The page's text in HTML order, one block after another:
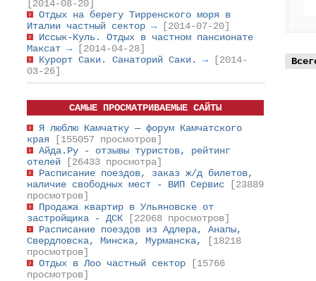
[2014-08-20]
Отдых на берегу Тирренского моря в
Италии частный сектор →
[2014-07-20]
Иссык-Куль. Отдых в частном пансионате
Максат →
[2014-04-28]
Курорт Саки. Санаторий Саки. →
[2014-
03-26]
САМЫЕ ПРОСМАТРИВАЕМЫЕ САЙТЫ
Я люблю Камчатку — форум Камчатского
края
[155057 просмотров]
Айда.Ру - отзывы туристов, рейтинг
отелей
[26433 просмотра]
Расписание поездов, заказ ж/д билетов,
наличие свободных мест - ВИП Сервис
[23889
просмотров]
Продажа квартир в Ульяновске от
застройщика - ДСК
[22068 просмотров]
Расписание поездов из Адлера, Анапы,
Свердловска, Минска, Мурманска,
[18218
просмотров]
Отдых в Лоо частный сектор
[15766
просмотров]